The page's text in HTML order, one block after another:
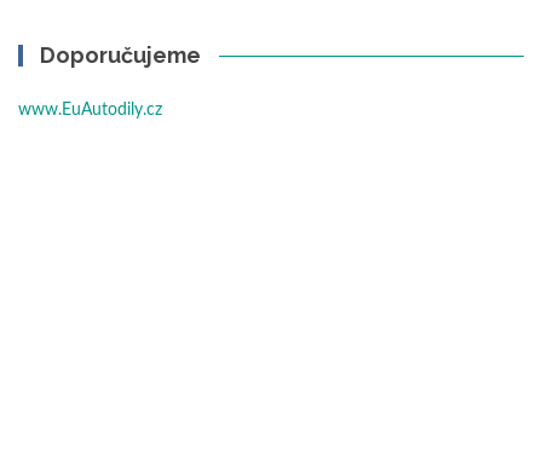
Doporučujeme
www.EuAutodily.cz